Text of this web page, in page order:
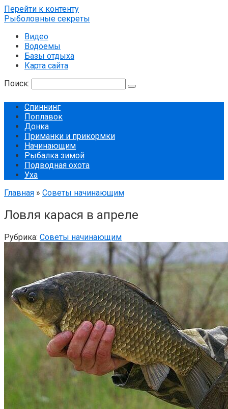
Перейти к контенту
Рыболовные секреты
Видео
Водоемы
Базы отдыха
Карта сайта
Поиск:
Спиннинг
Поплавок
Донка
Приманки и прикормки
Начинающим
Рыбалка зимой
Подводная охота
Уха
Главная » Советы начинающим
Ловля карася в апреле
Рубрика: Советы начинающим